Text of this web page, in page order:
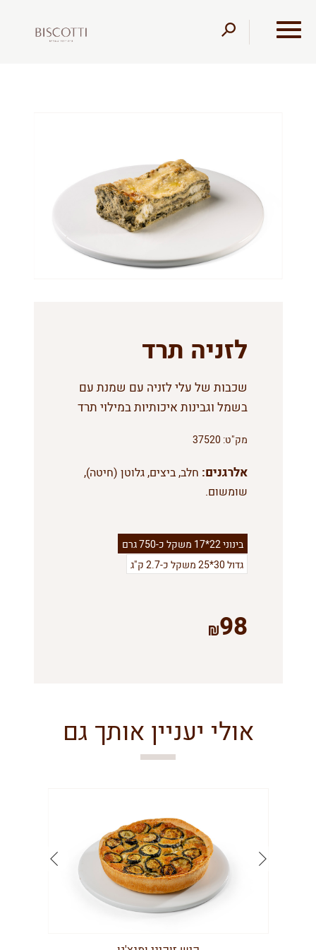
עמוד הבית קישים ולזניות
לזניה
לזניה תרד
שכבות של עלי לזניה עם שמנת עם
בשמל וגבינות איכותיות במילוי תרד
מק"ט: 37520
אלרגנים: חלב, ביצים, גלוטן (חיטה),
שומשום.
בינוני 22*17 משקל כ-750 גרם
גדול 30*25 משקל כ-2.7 ק"ג
98
אולי יעניין אותך גם